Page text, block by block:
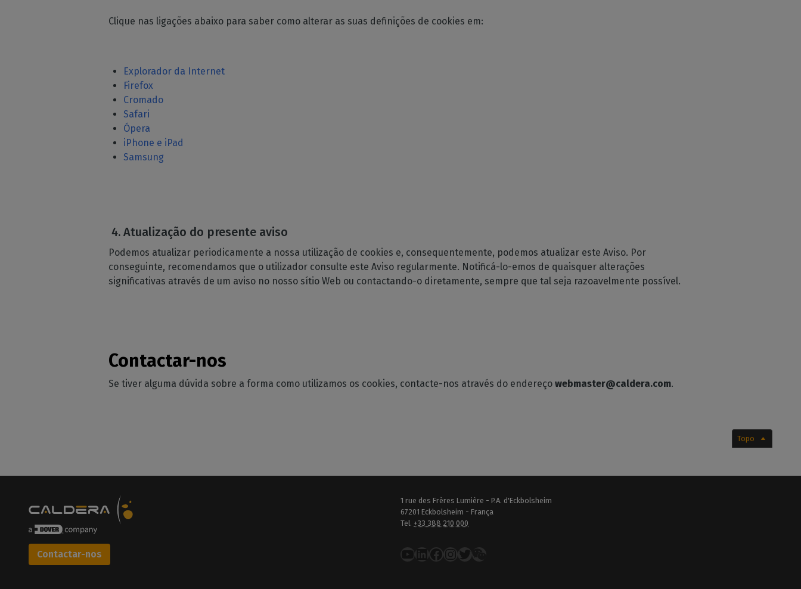
Clique nas ligações abaixo para saber como alterar as suas definições de cookies em:
Explorador da Internet
Firefox
Cromado
Safari
Ópera
iPhone e iPad
Samsung
Atualização do presente aviso
Podemos atualizar periodicamente a nossa utilização de cookies e, consequentemente, podemos atualizar este Aviso. Por
conseguinte, recomendamos que o utilizador consulte este Aviso regularmente. Notificá-lo-emos de quaisquer alterações
significativas através de um aviso no nosso sítio Web ou contactando-o diretamente, sempre que tal seja razoavelmente possível.
Contactar-nos
Se tiver alguma dúvida sobre a forma como utilizamos os cookies, contacte-nos através do endereço webmaster@caldera.com.
Topo
1 rue des Frères Lumière - P.A. d'Eckbolsheim
67201 Eckbolsheim - França
Tel. +33 388 210 000
Contactar-nos YouTube
LinkedIn
Facebook
Instagram
Twitter